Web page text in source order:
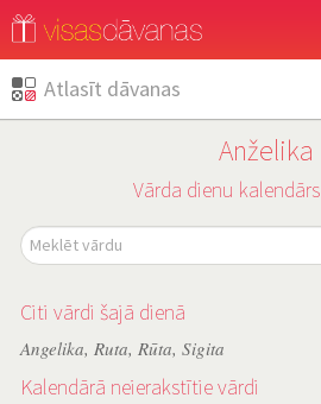
Atlasīt dāvanas
Anželika
Vārda dienu kalendārs
Citi vārdi šajā dienā
Angelika, Ruta, Rūta, Sigita
Kalendārā neierakstītie vārdi